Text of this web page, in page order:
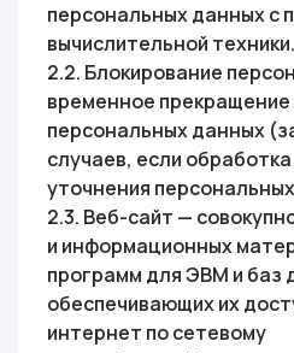
персональных данных с
вычислительной техники.
2.2. Блокирование
временное прекращение
персональных данных
случаев, если
уточнения
2.3. Веб-сайт —
и информационных
программ для ЭВМ и баз
обеспечивающих их
интернет по сетевому